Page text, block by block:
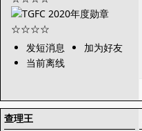
发短消息
加为好友
当前离线
查理王